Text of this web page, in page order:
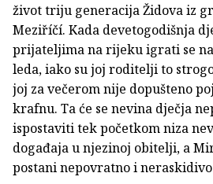
život triju generacija Židova iz
Meziříčí. Kada devetogodišnja
prijateljima na rijeku igrati se
leda, iako su joj roditelji to
joj za večerom nije dopušteno
krafnu. Ta će se nevina dječja
ispostaviti tek početkom niza
događaja u njezinoj obitelji, a
postani nepovratno i